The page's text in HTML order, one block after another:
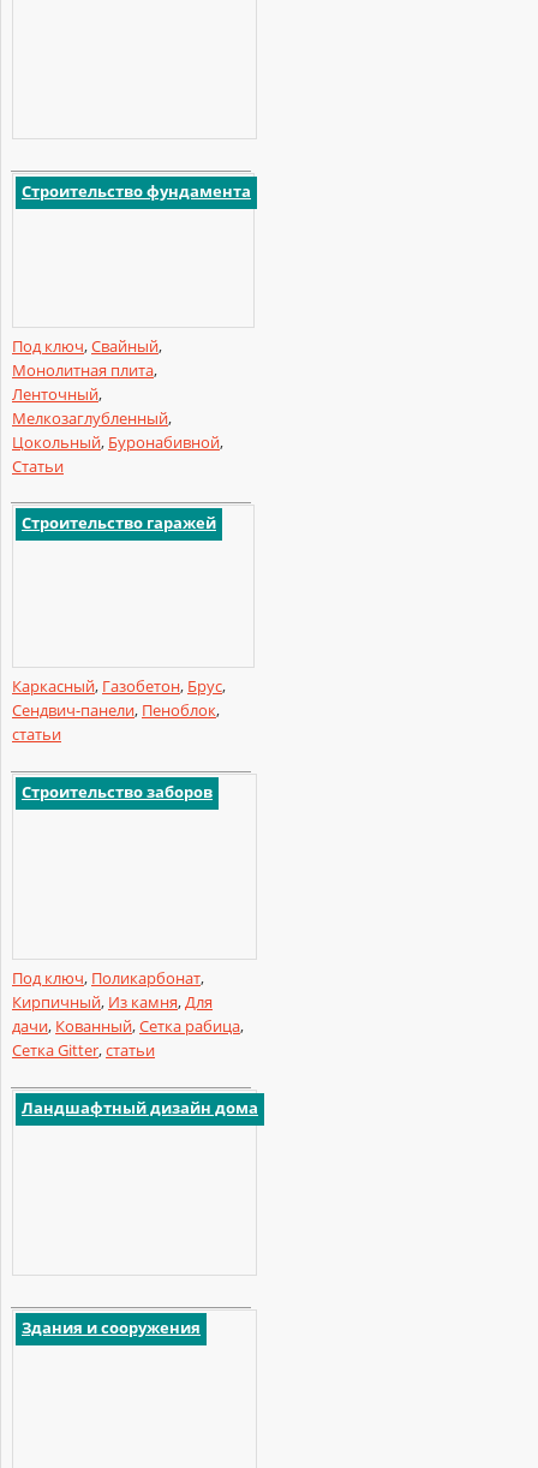
Строительство фундамента
Под ключ,Свайный,
Монолитная плита,
Ленточный,
Мелкозаглубленный,
Цокольный, Буронабивной,
Статьи
Строительство гаражей
Каркасный, Газобетон, Брус,
Сендвич-панели, Пеноблок,
статьи
Строительство заборов
Под ключ, Поликарбонат,
Кирпичный, Из камня,Для
дачи, Кованный,Сетка рабица,
Сетка Gitter,статьи
Ландшафтный дизайн дома
Здания и сооружения